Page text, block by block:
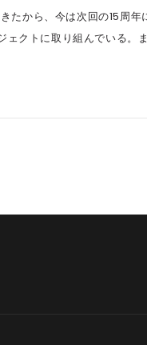
たから、今は次回の15周
ェクトに取り組んでいる